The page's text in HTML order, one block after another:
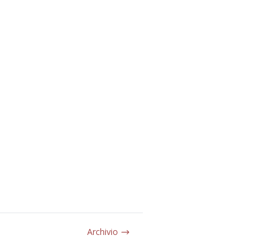
Archivio